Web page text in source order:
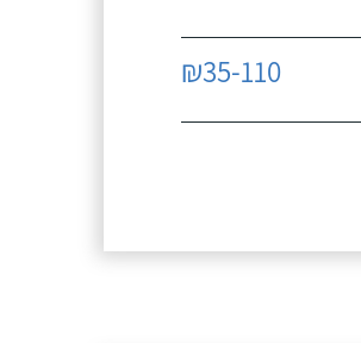
₪35-110